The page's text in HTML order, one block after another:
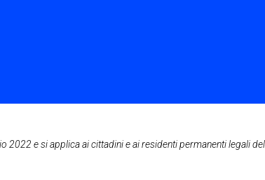
2022 e si applica ai cittadini e ai residenti permanenti legali